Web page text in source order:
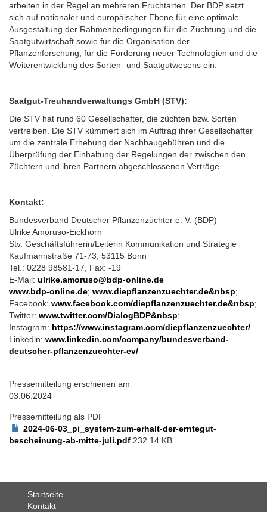
arbeiten in der Regel an mehreren Fruchtarten. Der BDP setzt
sich auf nationaler und europäischer Ebene für eine optimale
Ausgestaltung der Rahmenbedingungen für die Züchtung und die
Saatgutwirtschaft sowie für die Organisation der
Pflanzenforschung, für die Förderung neuer Technologien und die
Weiterentwicklung des Sorten- und Saatgutwesens ein.
Saatgut-Treuhandverwaltungs GmbH (STV):
Die STV hat rund 60 Gesellschafter, die züchten bzw. Sorten
vertreiben. Die STV kümmert sich im Auftrag ihrer Gesellschafter
um die zentrale Erhebung der Nachbaugebühren und die
Überprüfung der Einhaltung der Regelungen der zwischen den
Züchtern und ihren Partnern abgeschlossenen Verträge.
Kontakt:
Bundesverband Deutscher Pflanzenzüchter e. V. (BDP)
Ulrike Amoruso-Eickhorn
Stv. Geschäftsführerin/Leiterin Kommunikation und Strategie
Kaufmannstraße 71-73, 53115 Bonn
Tel.: 0228 98581-17, Fax: -19
E-Mail: ulrike.amoruso@bdp-online.de
www.bdp-online.de; www.diepflanzenzuechter.de&nbsp;
Facebook: www.facebook.com/diepflanzenzuechter.de&nbsp;
Twitter: www.twitter.com/DialogBDP&nbsp;
Instagram: https://www.instagram.com/diepflanzenzuechter/
Linkedin: www.linkedin.com/company/bundesverband-
deutscher-pflanzenzuechter-ev/
Pressemitteilung erschienen am
03.06.2024
Pressemitteilung als PDF
2024-06-03_pi_system-zum-erhalt-der-erntegut-
bescheinung-ab-mitte-juli.pdf 232.14 KB
Fußbereichsmenü
Startseite
Kontakt